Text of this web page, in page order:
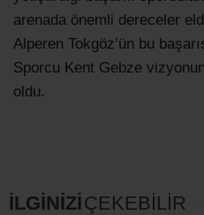
arenada önemli dereceler
Alperen Tokgöz’ün bu
Sporcu Kent Gebze
oldu.
İLGİNİZİÇEKEBİLİR